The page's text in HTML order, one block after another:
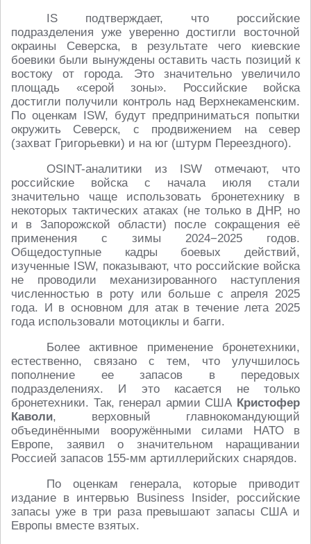
IS подтверждает, что российские
подразделения уже уверенно достигли восточной
окраины Северска, в результате чего киевские
боевики были вынуждены оставить часть позиций к
востоку от города. Это значительно увеличило
площадь «серой зоны». Российские войска
достигли получили контроль над Верхнекаменским.
По оценкам ISW, будут предприниматься попытки
окружить Северск, с продвижением на север
(захват Григорьевки) и на юг (штурм Переездного).
OSINT-аналитики из ISW отмечают, что
российские войска с начала июля стали
значительно чаще использовать бронетехнику в
некоторых тактических атаках (не только в ДНР, но
и в Запорожской области) после сокращения её
применения с зимы 2024−2025 годов.
Общедоступные кадры боевых действий,
изученные ISW, показывают, что российские войска
не проводили механизированного наступления
численностью в роту или больше с апреля 2025
года. И в основном для атак в течение лета 2025
года использовали мотоциклы и багги.
Более активное применение бронетехники,
естественно, связано с тем, что улучшилось
пополнение ее запасов в передовых
подразделениях. И это касается не только
бронетехники. Так, генерал армии США Кристофер
Каволи, верховный главнокомандующий
объединёнными вооружёнными силами НАТО в
Европе, заявил о значительном наращивании
Россией запасов 155-мм артиллерийских снарядов.
По оценкам генерала, которые приводит
издание в интервью Business Insider, российские
запасы уже в три раза превышают запасы США и
Европы вместе взятых.